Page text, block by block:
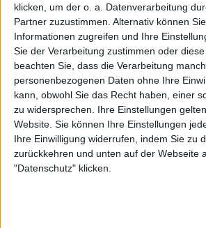
klicken, um der o. a. Datenverarbeitung
Partner zuzustimmen. Alternativ können
Informationen zugreifen und Ihre
Sie der Verarbeitung zustimmen oder diese
beachten Sie, dass die Verarbeitung
personenbezogenen Daten ohne Ihre
kann, obwohl Sie das Recht haben, einer
zu widersprechen. Ihre Einstellungen
Website. Sie können Ihre Einstellungen
Ihre Einwilligung widerrufen, indem Sie zu
zurückkehren und unten auf der Webseite
"Datenschutz" klicken.
Sag Deine
Watutinkisagt:
3. Januar 2021 um 13:55 Uhr
Da ja in dem Redaktionspool im
häufig auf die unsolidarische
wird.
Persönlich ist mein Eindruck, dass es